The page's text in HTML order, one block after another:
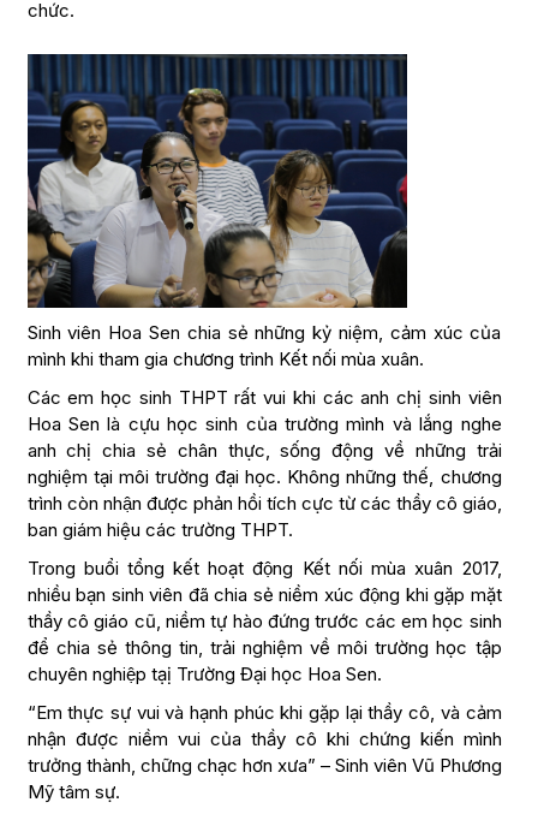
chức.
Sinh viên Hoa Sen chia sẻ những kỷ niệm, cảm xúc của
mình khi tham gia chương trình Kết nối mùa xuân.
Các em học sinh THPT rất vui khi các anh chị sinh viên
Hoa Sen là cựu học sinh của trường mình và lắng nghe
anh chị chia sẻ chân thực, sống động về những trải
nghiệm tại môi trường đại học. Không những thế, chương
trình còn nhận được phản hồi tích cực từ các thầy cô giáo,
ban giám hiệu các trường THPT.
Trong buổi tổng kết hoạt động Kết nối mùa xuân 2017,
nhiều bạn sinh viên đã chia sẻ niềm xúc động khi gặp mặt
thầy cô giáo cũ, niềm tự hào đứng trước các em học sinh
để chia sẻ thông tin, trải nghiệm về môi trường học tập
chuyên nghiệp tạị Trường Đại học Hoa Sen.
“Em thực sự vui và hạnh phúc khi gặp lại thầy cô, và cảm
nhận được niềm vui của thầy cô khi chứng kiến mình
trưởng thành, chững chạc hơn xưa” – Sinh viên Vũ Phương
Mỹ tâm sự.